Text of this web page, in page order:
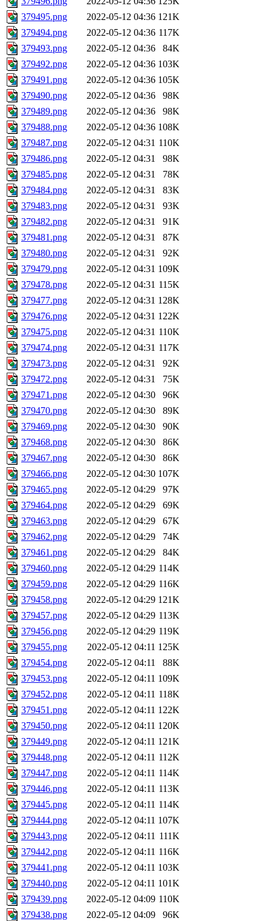
379495.png
2022-05-12 04:36 121K
379494.png
2022-05-12 04:36 117K
379493.png
2022-05-12 04:36
84K
379492.png
2022-05-12 04:36 103K
379491.png
2022-05-12 04:36 105K
379490.png
2022-05-12 04:36
98K
379489.png
2022-05-12 04:36
98K
379488.png
2022-05-12 04:36 108K
379487.png
2022-05-12 04:31 110K
379486.png
2022-05-12 04:31
98K
379485.png
2022-05-12 04:31
78K
379484.png
2022-05-12 04:31
83K
379483.png
2022-05-12 04:31
93K
379482.png
2022-05-12 04:31
91K
379481.png
2022-05-12 04:31
87K
379480.png
2022-05-12 04:31
92K
379479.png
2022-05-12 04:31 109K
379478.png
2022-05-12 04:31 115K
379477.png
2022-05-12 04:31 128K
379476.png
2022-05-12 04:31 122K
379475.png
2022-05-12 04:31 110K
379474.png
2022-05-12 04:31 117K
379473.png
2022-05-12 04:31
92K
379472.png
2022-05-12 04:31
75K
379471.png
2022-05-12 04:30
96K
379470.png
2022-05-12 04:30
89K
379469.png
2022-05-12 04:30
90K
379468.png
2022-05-12 04:30
86K
379467.png
2022-05-12 04:30
86K
379466.png
2022-05-12 04:30 107K
379465.png
2022-05-12 04:29
97K
379464.png
2022-05-12 04:29
69K
379463.png
2022-05-12 04:29
67K
379462.png
2022-05-12 04:29
74K
379461.png
2022-05-12 04:29
84K
379460.png
2022-05-12 04:29 114K
379459.png
2022-05-12 04:29 116K
379458.png
2022-05-12 04:29 121K
379457.png
2022-05-12 04:29 113K
379456.png
2022-05-12 04:29 119K
379455.png
2022-05-12 04:11 125K
379454.png
2022-05-12 04:11
88K
379453.png
2022-05-12 04:11 109K
379452.png
2022-05-12 04:11 118K
379451.png
2022-05-12 04:11 122K
379450.png
2022-05-12 04:11 120K
379449.png
2022-05-12 04:11 121K
379448.png
2022-05-12 04:11 112K
379447.png
2022-05-12 04:11 114K
379446.png
2022-05-12 04:11 113K
379445.png
2022-05-12 04:11 114K
379444.png
2022-05-12 04:11 107K
379443.png
2022-05-12 04:11 111K
379442.png
2022-05-12 04:11 116K
379441.png
2022-05-12 04:11 103K
379440.png
2022-05-12 04:11 101K
379439.png
2022-05-12 04:09 110K
379438.png
2022-05-12 04:09
96K